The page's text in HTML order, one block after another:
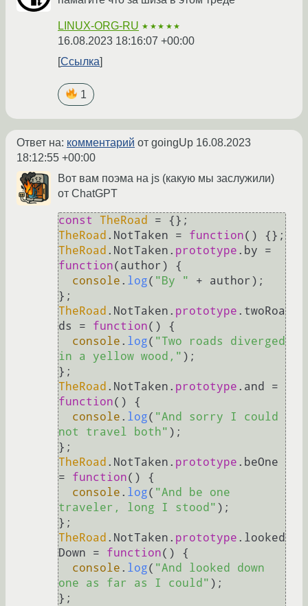
LINUX-ORG-RU ★★★★★
16.08.2023 18:16:07 +00:00
Ссылка
1
Ответ на: комментарий от goingUp 16.08.2023
18:12:55 +00:00
Вот вам поэма на js (какую мы заслужили)
от ChatGPT
const TheRoad
TheRoad . NotTaken = function(
TheRoad . NotTaken . prototype . by
function( author ) {
console . log( "By "
+ author);
TheRoad . NotTaken . prototype . twoRoa
ds
= function( ) {
console . log( "Two roads diverged
in a yellow wood," );
TheRoad . NotTaken . prototype . and
function( ) {
console . log( "And sorry I could
not travel both" );
TheRoad . NotTaken . prototype . beOne
= function( ) {
console . log( "And be one
traveler, long I stood" );
TheRoad . NotTaken . prototype . looked
Down = function( ) {
console . log( "And looked down
one as far as I could" );